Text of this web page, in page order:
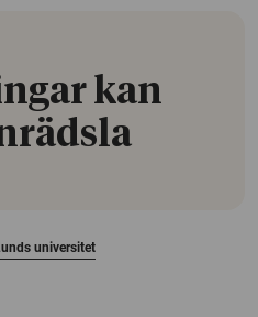
kan
universitet